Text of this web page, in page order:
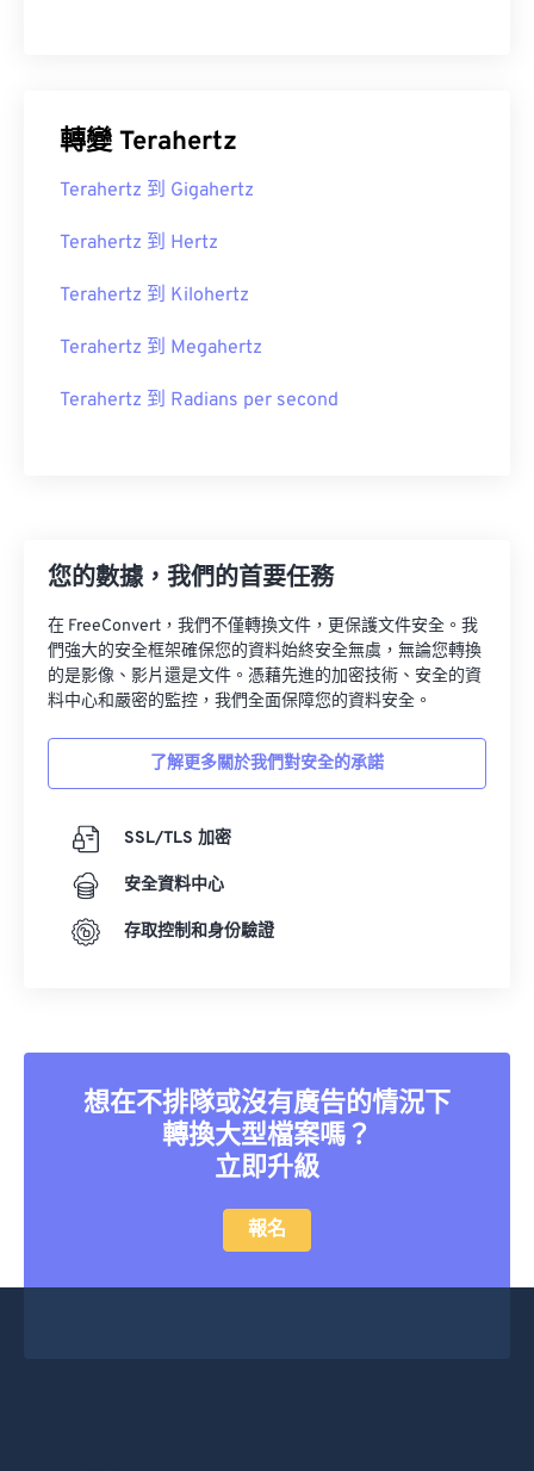
轉變 Terahertz
Terahertz 到 Gigahertz
Terahertz 到 Hertz
Terahertz 到 Kilohertz
Terahertz 到 Megahertz
Terahertz 到 Radians per second
您的數據，我們的首要任務
在 FreeConvert，我們不僅轉換文件，更保護文件安全。我
們強大的安全框架確保您的資料始終安全無虞，無論您轉換
的是影像、影片還是文件。憑藉先進的加密技術、安全的資
料中心和嚴密的監控，我們全面保障您的資料安全。
了解更多關於我們對安全的承諾
SSL/TLS 加密
安全資料中心
存取控制和身份驗證
想在不排隊或沒有廣告的情況下
轉換大型檔案嗎？
立即升級
報名